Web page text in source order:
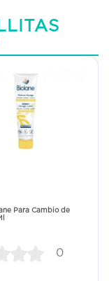
Para Cambio de
0